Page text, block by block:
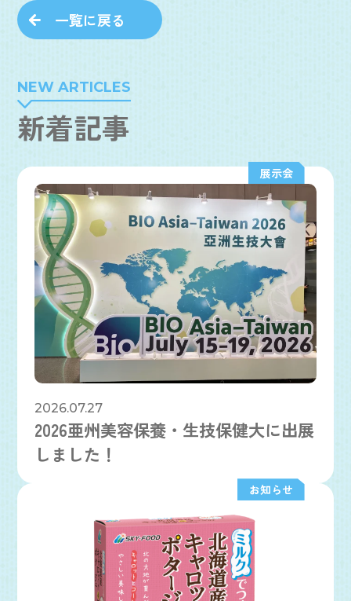
一覧に戻る
NEW ARTICLES
新着記事
2026.07.27
2026亜州美容保養・生技保健大に出展
しました！
展示会
お知らせ